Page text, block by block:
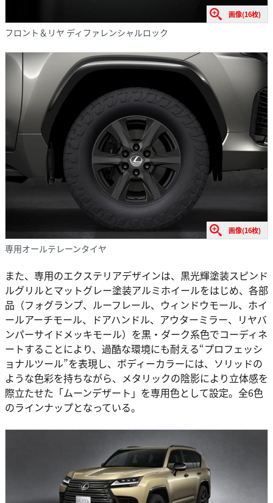
画像(16枚)
フロント＆リヤ ディファレンシャルロック
画像(16枚)
専用オールテレーンタイヤ
また、専用のエクステリアデザインは、黒光輝塗装スピンド
ルグリルとマットグレー塗装アルミホイールをはじめ、各部
品（フォグランプ、ルーフレール、ウィンドウモール、ホイ
ールアーチモール、ドアハンドル、アウターミラー、リヤバ
ンパーサイドメッキモール）を黒・ダーク系色でコーディネ
ートすることにより、過酷な環境にも耐える“プロフェッシ
ョナルツール”を表現し、ボディーカラーには、ソリッドの
ような色彩を持ちながら、メタリックの陰影により立体感を
際立たせた「ムーンデザート」を専用色として設定。全6色
のラインナップとなっている。